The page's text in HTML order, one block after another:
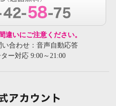
いにご注意ください。
合わせ：音声自動応答
ー対応 9:00～21:00